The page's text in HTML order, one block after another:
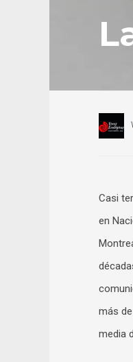
Casi
en
más
media